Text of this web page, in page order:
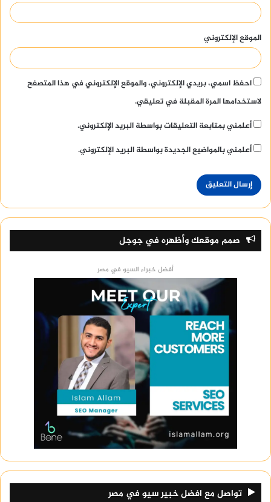
الموقع الإلكتروني
احفظ اسمي، بريدي الإلكتروني، والموقع الإلكتروني في هذا المتصفح
لاستخدامها المرة المقبلة في تعليقي.
أعلمني بمتابعة التعليقات بواسطة البريد الإلكتروني.
أعلمني بالمواضيع الجديدة بواسطة البريد الإلكتروني.
صمم موقعك وأظهره في جوجل
أفضل خبراء السيو في مصر
تواصل مع افضل خبير سيو في مصر